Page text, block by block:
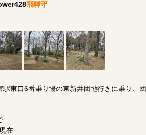
飛騨守
駅東口6番乗り場の東新井団地行きに乗り、
在